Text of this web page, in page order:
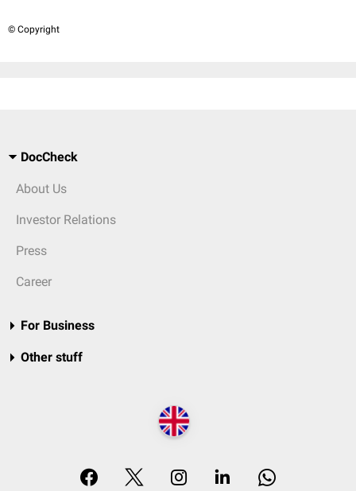
© Copyright
DocCheck
About Us
Investor Relations
Press
Career
For Business
Other stuff